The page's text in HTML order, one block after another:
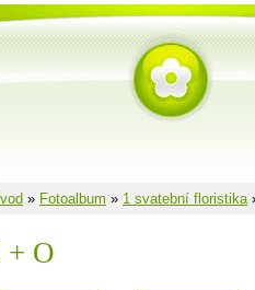
» Fotoalbum » 1 svatební floristika
+ O